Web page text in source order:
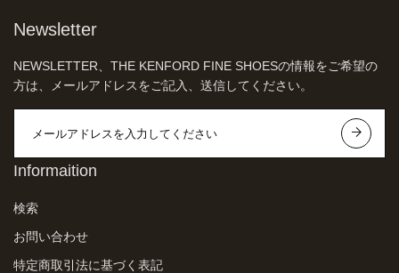
Newsletter
NEWSLETTER、THE KENFORD FINE SHOESの情報をご希望の
方は、メールアドレスをご記入、送信してください。
Informaition
検索
お問い合わせ
特定商取引法に基づく表記